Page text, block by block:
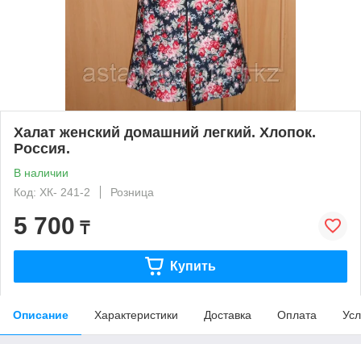
Халат женский домашний легкий. Хлопок.
Россия.
В наличии
Код: ХК- 241-2
Розница
5 700 ₸
Купить
Описание Характеристики Доставка Оплата